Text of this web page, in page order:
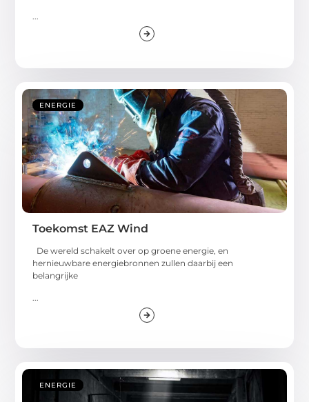
ENERGIE
Toekomst EAZ Wind
De wereld schakelt over op groene energie, en
hernieuwbare energiebronnen zullen daarbij een
belangrijke
...
ENERGIE